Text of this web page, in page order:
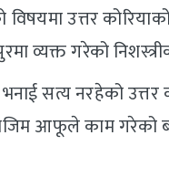
विषयमा उत्तर
व्यक्त गरेको
सत्य नरहेको
आफूले काम